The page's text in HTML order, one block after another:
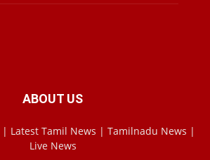
ABOUT US
Latest Tamil News | Tamilnadu News |
Live News